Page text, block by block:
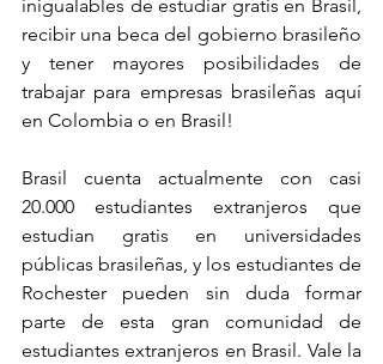
inigualables de estudiar gratis en Brasil,
recibir una beca del gobierno brasileño
y tener mayores posibilidades de
trabajar para empresas brasileñas aquí
en Colombia o en Brasil!
Brasil cuenta actualmente con casi
20.000 estudiantes extranjeros que
estudian gratis en universidades
públicas brasileñas, y los estudiantes de
Rochester pueden sin duda formar
parte de esta gran comunidad de
estudiantes extranjeros en Brasil. Vale la